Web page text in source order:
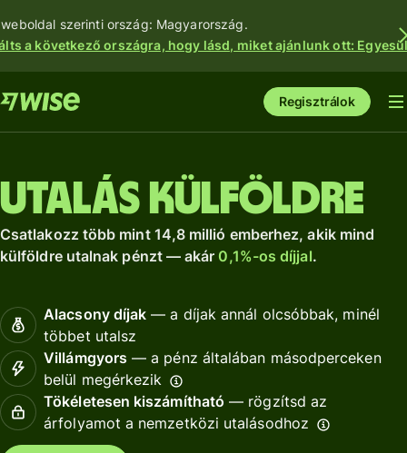
szerinti ország: Magyarország.
a következő országra, hogy lásd, miket ajánlunk ott:
Regisztrálok
Utalás külföldre
Csatlakozz több mint 14,8 millió emberhez, akik mind
külföldre utalnak pénzt — akár 0,1%-os díjjal.
Alacsony díjak — a díjak annál olcsóbbak, minél
többet utalsz
Villámgyors — a pénz általában másodperceken
belül megérkezik
Tökéletesen kiszámítható — rögzítsd az
árfolyamot a nemzetközi utalásodhoz